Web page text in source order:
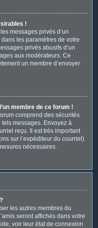
!
messages privés d’un
les paramètres de votre
privés abusifs d’un
aux modérateurs. Ce
un membre d’envoyer
membre de ce forum !
comprend des sécurités
messages. Envoyez à
reçu. Il est très important
sur l’expéditeur du courriel).
nécessaires.
les autres membres du
seront affichés dans votre
voir leur état de connexion